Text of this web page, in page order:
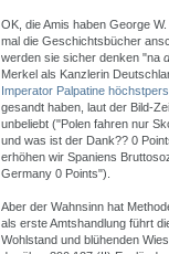
OK, die Amis haben George
mal die Geschichtsbücher
werden sie sicher denken "na
Merkel als Kanzlerin
Imperator Palpatine
gesandt haben, laut der Bild-
unbeliebt ("Polen fahren nur
und was ist der Dank?? 0
erhöhen wir Spaniens
Germany 0 Points").
Aber der Wahnsinn hat
als erste Amtshandlung führt
Wohlstand und blühenden